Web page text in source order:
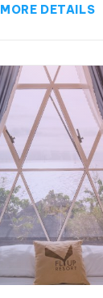
MORE DETAILS